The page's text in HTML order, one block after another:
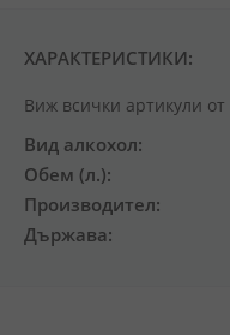
ХАРАКТЕРИСТИКИ:
Виж всички артикули от
Вид алкохол
Обем (л.)
Производител
Държава